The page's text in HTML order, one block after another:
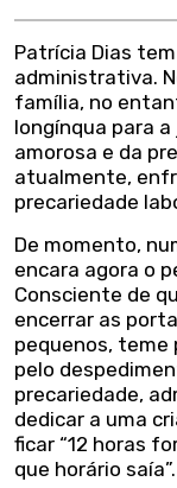
Patrícia Dias
administrativa.
família, no
longínqua para
amorosa e da
atualmente,
precariedade
De momento,
encara agora o
Consciente de
encerrar as
pequenos, teme
pelo
precariedade,
dedicar a uma
ficar “12 horas
que horário saía”.